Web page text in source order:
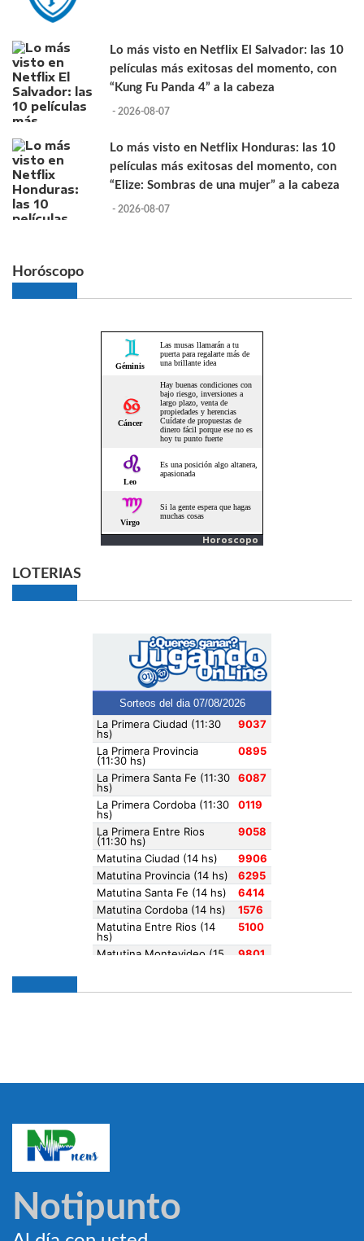
Lo más visto en Netflix El Salvador: las 10
películas más exitosas del momento, con
“Kung Fu Panda 4” a la cabeza
- 2026-08-07
Lo más visto en Netflix Honduras: las 10
películas más exitosas del momento, con
“Elize: Sombras de una mujer” a la cabeza
- 2026-08-07
Horóscopo
Horoscopo
LOTERIAS
Notipunto